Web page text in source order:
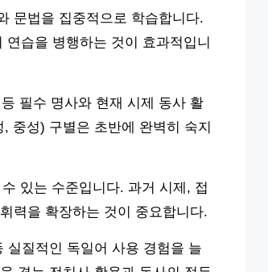
문법을 집중적으로 학습합니다.
습을 병행하는 것이 효과적입니
등 필수 명사와 현재 시제 동사 활
중성) 구별은 초반에 완벽히 숙지
있는 수준입니다. 과거 시제, 접
력을 확장하는 것이 중요합니다.
실질적인 독일어 사용 경험을 늘